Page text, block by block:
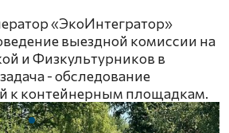
«ЭкоИнтегратор»
выездной комиссии на
и Физкультурников в
- обследование
к контейнерным площадкам.